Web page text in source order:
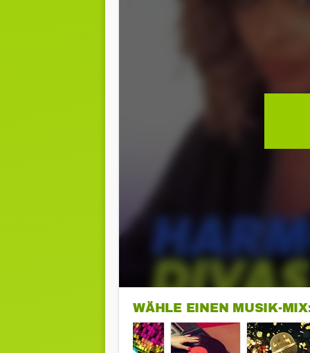
WÄHLE EINEN MUSIK-